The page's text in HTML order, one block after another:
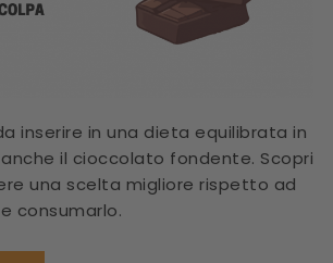
inserire in una dieta equilibrata in
il cioccolato fondente. Scopri
una scelta migliore rispetto ad
consumarlo.